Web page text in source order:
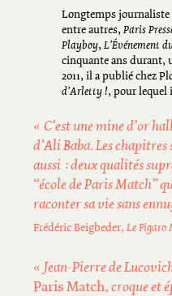
Longtemps journaliste
entre autres, Paris
Playboy, L’Événement
cinquante ans durant,
2011, il a publié chez
d’Arletty !, pour lequel
« C’est une mine d’or
d’Ali Baba. Les
aussi : deux qualités
“école de Paris Match”
raconter sa vie sans
Frédéric Beigbeder, Le Figaro
« Jean-Pierre de
Paris Match, croque et